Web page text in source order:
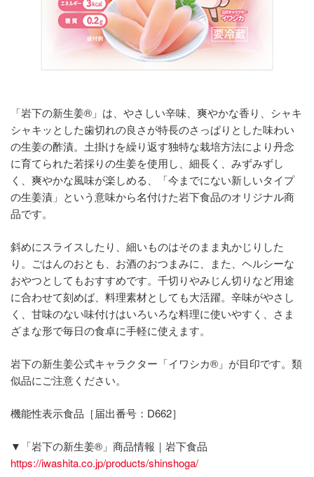
「岩下の新生姜®」は、やさしい辛味、爽やかな香り、シャキ
シャキッとした歯切れの良さが特長のさっぱりとした味わい
の生姜の酢漬。土掛けを繰り返す独特な栽培方法により丹念
に育てられた若採りの生姜を使用し、細長く、みずみずし
く、爽やかな風味が楽しめる、「今までにない新しいタイプ
の生姜漬」という意味から名付けた岩下食品のオリジナル商
品です。
斜めにスライスしたり、細いものはそのまま丸かじりした
り。ごはんのおとも、お酒のおつまみに、また、ヘルシーな
おやつとしてもおすすめです。千切りやみじん切りなど用途
に合わせて刻めば、料理素材としても大活躍。辛味がやさし
く、甘味のない味付けはいろいろな料理に使いやすく、さま
ざまな形で毎日の食卓に手軽に使えます。
岩下の新生姜公式キャラクター「イワシカ®」が目印です。類
似品にご注意ください。
機能性表示食品［届出番号：D662］
▼「岩下の新生姜®」商品情報｜岩下食品
https://iwashita.co.jp/products/shinshoga/